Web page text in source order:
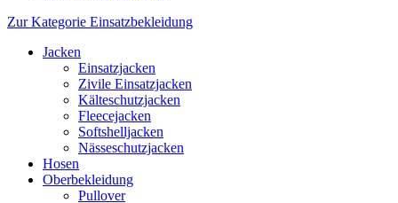
Zur Kategorie Einsatzbekleidung
Jacken
Einsatzjacken
Zivile Einsatzjacken
Kälteschutzjacken
Fleecejacken
Softshelljacken
Nässeschutzjacken
Hosen
Oberbekleidung
Pullover